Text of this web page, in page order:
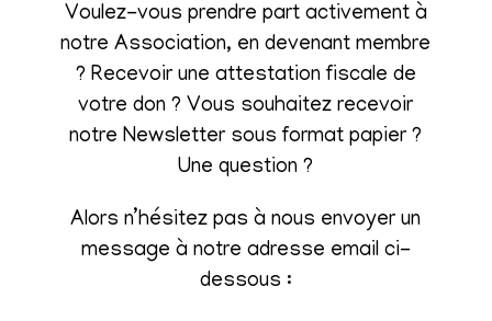
Voulez-vous prendre part activement à
notre Association, en devenant membre
? Recevoir une attestation fiscale de
votre don ? Vous souhaitez recevoir
notre Newsletter sous format papier ?
Une question ?
Alors n’hésitez pas à nous envoyer un
message à notre adresse email ci-
dessous :